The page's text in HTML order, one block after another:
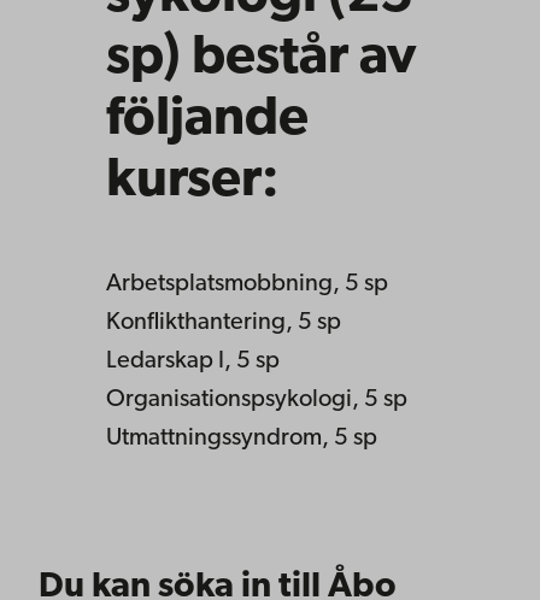
sp) består av
följande
kurser:
Arbetsplatsmobbning, 5 sp
Konflikthantering, 5 sp
Ledarskap I, 5 sp
Organisationspsykologi, 5 sp
Utmattningssyndrom, 5 sp
Du kan söka in till Åbo